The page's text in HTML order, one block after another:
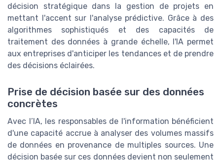
décision stratégique dans la gestion de projets en
mettant l'accent sur l'analyse prédictive. Grâce à des
algorithmes sophistiqués et des capacités de
traitement des données à grande échelle, l'IA permet
aux entreprises d'anticiper les tendances et de prendre
des décisions éclairées.
Prise de décision basée sur des données
concrètes
Avec l’IA, les responsables de l'information bénéficient
d'une capacité accrue à analyser des volumes massifs
de données en provenance de multiples sources. Une
décision basée sur ces données devient non seulement